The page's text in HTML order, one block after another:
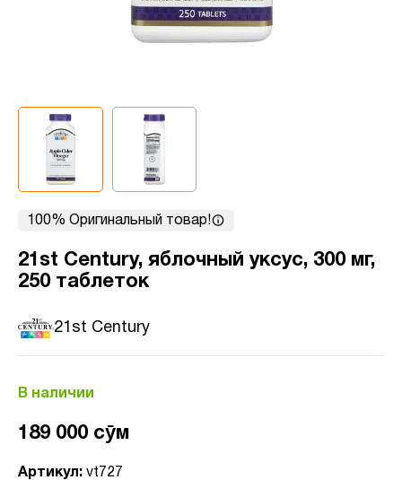
100% Оригинальный товар!
21st Century, яблочный уксус, 300 мг,
250 таблеток
21st Century
В наличии
189 000 сӯм
Артикул: vt727